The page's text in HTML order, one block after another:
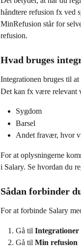
håndtere refusion fx ved
MinRefusion står for
refusion.
Hvad bruges
Integrationen bruges til
Det kan fx være relevant
Sygdom
Barsel
Andet fravær, hvor
For at oplysningerne
i Salary. Se hvordan du
Sådan forbinder
For at forbinde Salary
Gå til Integrationer
Gå til Min refusion